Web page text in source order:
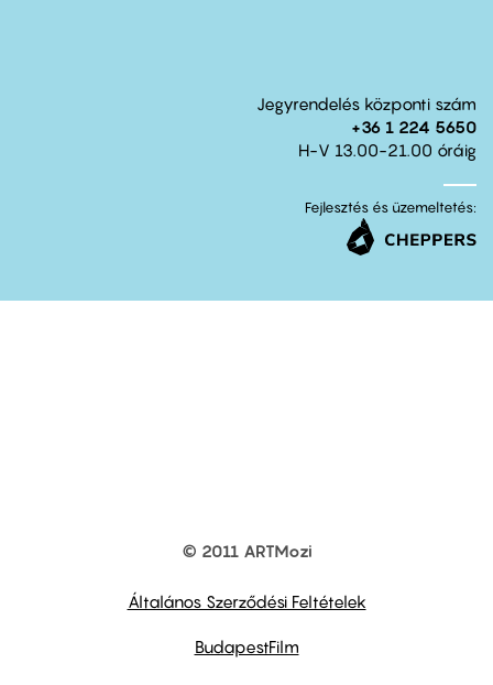
Jegyrendelés központi szám
+36 1 224 5650
H-V 13.00-21.00 óráig
Fejlesztés és üzemeltetés:
© 2011 ARTMozi
Általános Szerződési Feltételek
BudapestFilm